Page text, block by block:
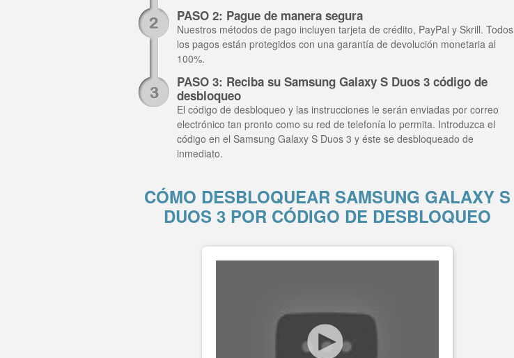
PASO 2: Pague de manera segura
Nuestros métodos de pago incluyen tarjeta de crédito, PayPal y Skrill. Todos
los pagos están protegidos con una garantía de devolución monetaria al
100%.
PASO 3: Reciba su Samsung Galaxy S Duos 3 código de
desbloqueo
El código de desbloqueo y las instrucciones le serán enviadas por correo
electrónico tan pronto como su red de telefonía lo permita. Introduzca el
código en el Samsung Galaxy S Duos 3 y éste se desbloqueado de
inmediato.
CÓMO DESBLOQUEAR SAMSUNG GALAXY S
DUOS 3 POR CÓDIGO DE DESBLOQUEO